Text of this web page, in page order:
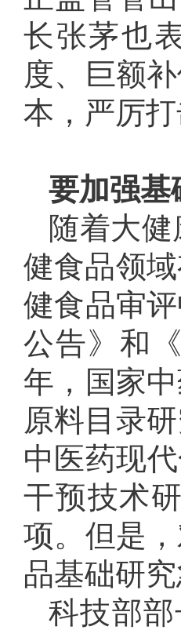
长张茅也
度、巨额
本，严厉
要加强基
随着大
健食品领
健食品审
公告》和
年，国家
原料目录
中医药现
干预技术
项。但是
品基础研究
科技部